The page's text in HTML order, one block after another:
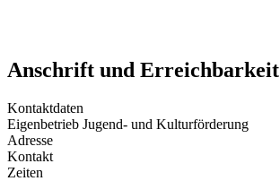
Anschrift und Erreichbarkeit
Kontaktdaten
Eigenbetrieb Jugend- und Kulturförderung
Adresse
Kontakt
Zeiten